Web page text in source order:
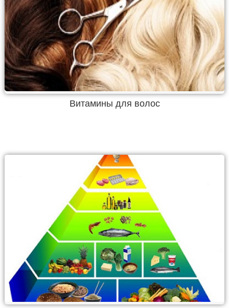
Витамины для волос